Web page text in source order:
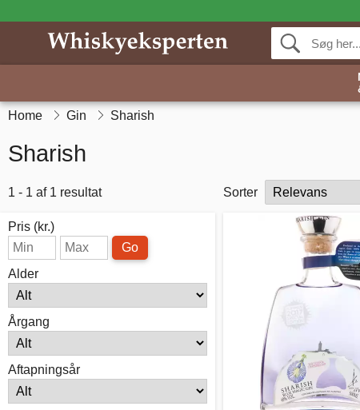
Home Gin Sharish
Sharish
1 - 1 af 1 resultat Sorter
Pris (kr.)
Go
Alder
Årgang
Aftapningsår